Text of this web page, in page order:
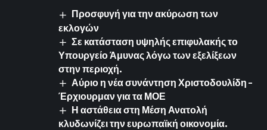
Προσφυγή για την ακύρωση των
εκλογών
Σε κατάσταση υψηλής επιφυλακής το
Υπουργείο Άμυνας λόγω των εξελίξεων
στην περιοχή.
Αύριο η νέα συνάντηση Χριστοδουλίδη –
Έρχιουρμαν για τα ΜΟΕ
Η αστάθεια στη Μέση Ανατολή
κλυδωνίζει την ευρωπαϊκή οικονομία.